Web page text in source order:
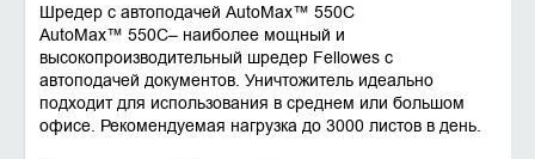
Шредер с автоподачей AutoMax™ 550C
AutoMax™ 550C– наиболее мощный и
высокопроизводительный шредер Fellowes с
автоподачей документов. Уничтожитель идеально
подходит для использования в среднем или большом
офисе. Рекомендуемая нагрузка до 3000 листов в день.